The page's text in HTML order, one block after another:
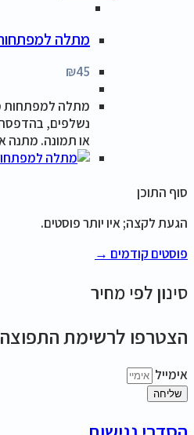
מתלה
₪45
נשלפים,
או תמונה. מתנה
סוף התוכן
הגעת לקצה; איו יותר פוסטים.
פוסטים קודמים →
סינון לפי מחיר
הצטרפו לרשימת התפוצה
אימייל
שליחה